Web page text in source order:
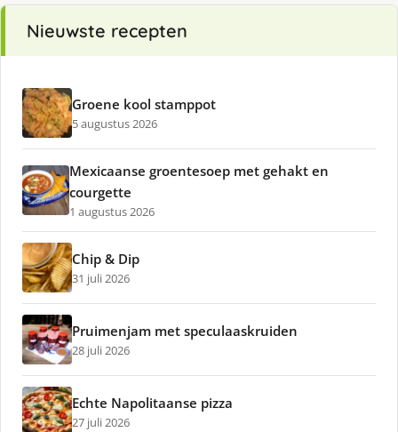
Nieuwste recepten
Groene kool stamppot
5 augustus 2026
Mexicaanse groentesoep met gehakt en
courgette
1 augustus 2026
Chip & Dip
31 juli 2026
Pruimenjam met speculaaskruiden
28 juli 2026
Echte Napolitaanse pizza
27 juli 2026